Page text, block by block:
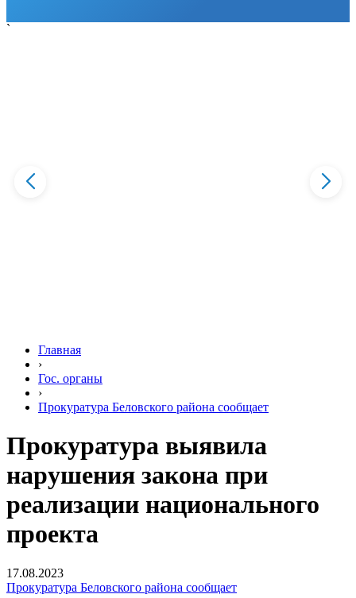
`
Главная
›
Гос. органы
›
Прокуратура Беловского района сообщает
Прокуратура выявила
нарушения закона при
реализации национального
проекта
17.08.2023
Прокуратура Беловского района сообщает